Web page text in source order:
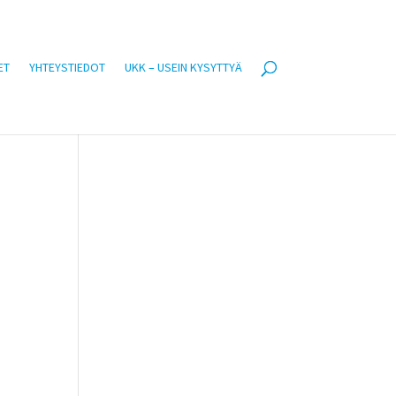
YHTEYSTIEDOT UKK – USEIN KYSYTTYÄ